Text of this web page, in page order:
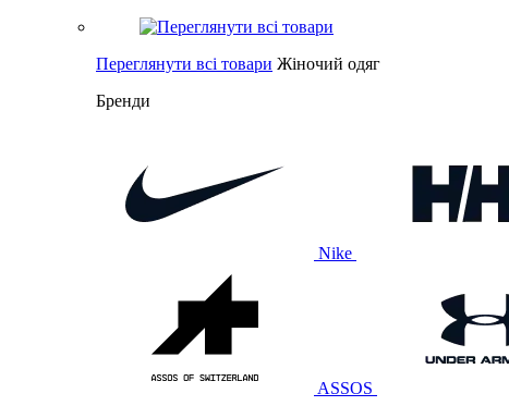
Переглянути всі товари Жіночий одяг
Бренди
Nike
ASSOS